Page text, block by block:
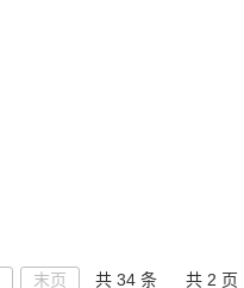
末页 共 34 条 共 2 页